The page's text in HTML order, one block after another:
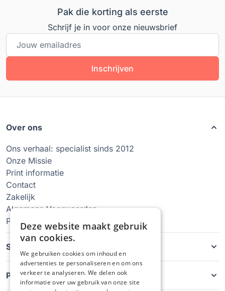
Pak die korting als eerste
Schrijf je in voor onze nieuwsbrief
E-mailadres
Inschrijven
Over ons
Ons verhaal: specialist sinds 2012
Onze Missie
Print informatie
Contact
Zakelijk
Algemene Voorwaarden
Privacy Policy
Soorten hoesjes
Producten
Deze website maakt gebruik
van cookies.
We gebruiken cookies om inhoud en
advertenties te personaliseren en om ons
verkeer te analyseren. We delen ook
informatie over uw gebruik van onze site